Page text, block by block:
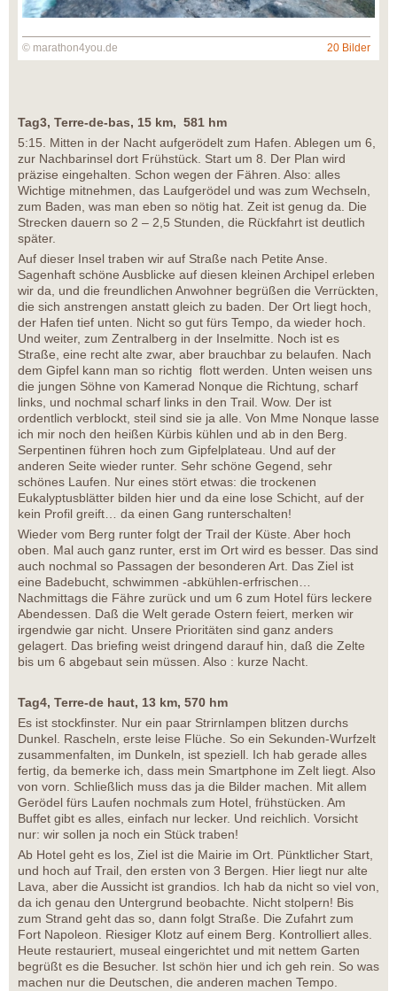
© marathon4you.de 20 Bilder
Tag3, Terre-de-bas, 15 km, 581 hm
5:15. Mitten in der Nacht aufgerödelt zum Hafen. Ablegen um 6,
zur Nachbarinsel dort Frühstück. Start um 8. Der Plan wird
präzise eingehalten. Schon wegen der Fähren. Also: alles
Wichtige mitnehmen, das Laufgerödel und was zum Wechseln,
zum Baden, was man eben so nötig hat. Zeit ist genug da. Die
Strecken dauern so 2 – 2,5 Stunden, die Rückfahrt ist deutlich
später.
Auf dieser Insel traben wir auf Straße nach Petite Anse.
Sagenhaft schöne Ausblicke auf diesen kleinen Archipel erleben
wir da, und die freundlichen Anwohner begrüßen die Verrückten,
die sich anstrengen anstatt gleich zu baden. Der Ort liegt hoch,
der Hafen tief unten. Nicht so gut fürs Tempo, da wieder hoch.
Und weiter, zum Zentralberg in der Inselmitte. Noch ist es
Straße, eine recht alte zwar, aber brauchbar zu belaufen. Nach
dem Gipfel kann man so richtig flott werden. Unten weisen uns
die jungen Söhne von Kamerad Nonque die Richtung, scharf
links, und nochmal scharf links in den Trail. Wow. Der ist
ordentlich verblockt, steil sind sie ja alle. Von Mme Nonque lasse
ich mir noch den heißen Kürbis kühlen und ab in den Berg.
Serpentinen führen hoch zum Gipfelplateau. Und auf der
anderen Seite wieder runter. Sehr schöne Gegend, sehr
schönes Laufen. Nur eines stört etwas: die trockenen
Eukalyptusblätter bilden hier und da eine lose Schicht, auf der
kein Profil greift… da einen Gang runterschalten!
Wieder vom Berg runter folgt der Trail der Küste. Aber hoch
oben. Mal auch ganz runter, erst im Ort wird es besser. Das sind
auch nochmal so Passagen der besonderen Art. Das Ziel ist
eine Badebucht, schwimmen -abkühlen-erfrischen…
Nachmittags die Fähre zurück und um 6 zum Hotel fürs leckere
Abendessen. Daß die Welt gerade Ostern feiert, merken wir
irgendwie gar nicht. Unsere Prioritäten sind ganz anders
gelagert. Das briefing weist dringend darauf hin, daß die Zelte
bis um 6 abgebaut sein müssen. Also : kurze Nacht.
Tag4, Terre-de haut, 13 km, 570 hm
Es ist stockfinster. Nur ein paar Strirnlampen blitzen durchs
Dunkel. Rascheln, erste leise Flüche. So ein Sekunden-Wurfzelt
zusammenfalten, im Dunkeln, ist speziell. Ich hab gerade alles
fertig, da bemerke ich, dass mein Smartphone im Zelt liegt. Also
von vorn. Schließlich muss das ja die Bilder machen. Mit allem
Gerödel fürs Laufen nochmals zum Hotel, frühstücken. Am
Buffet gibt es alles, einfach nur lecker. Und reichlich. Vorsicht
nur: wir sollen ja noch ein Stück traben!
Ab Hotel geht es los, Ziel ist die Mairie im Ort. Pünktlicher Start,
und hoch auf Trail, den ersten von 3 Bergen. Hier liegt nur alte
Lava, aber die Aussicht ist grandios. Ich hab da nicht so viel von,
da ich genau den Untergrund beobachte. Nicht stolpern! Bis
zum Strand geht das so, dann folgt Straße. Die Zufahrt zum
Fort Napoleon. Riesiger Klotz auf einem Berg. Kontrolliert alles.
Heute restauriert, museal eingerichtet und mit nettem Garten
begrüßt es die Besucher. Ist schön hier und ich geh rein. So was
machen nur die Deutschen, die anderen machen Tempo.